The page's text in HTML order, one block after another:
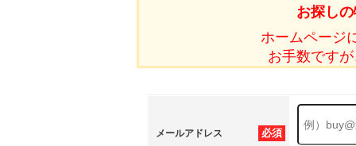
お探し
ホームページ
お手数です
必須
メールアドレス